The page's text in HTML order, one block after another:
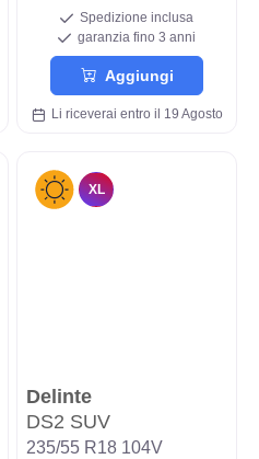
Spedizione inclusa
garanzia fino 3 anni
Aggiungi
Li riceverai entro il 19 Agosto
XL
Delinte
DS2 SUV
235/55 R18 104V